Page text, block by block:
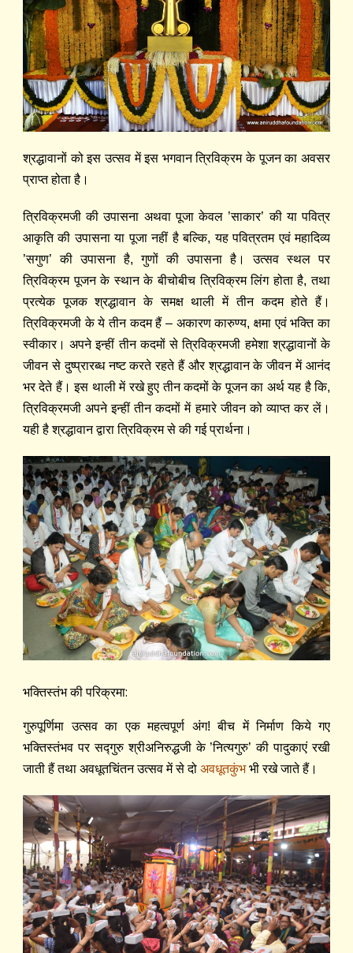
श्रद्धावानों को इस उत्सव में इस भगवान त्रिविक्रम के पूजन का अवसर
प्राप्त होता है।
त्रिविक्रमजी की उपासना अथवा पूजा केवल ’साकार’ की या पवित्र
आकृति की उपासना या पूजा नहीं है बल्कि, यह पवित्रतम एवं महादिव्य
’सगुण’ की उपासना है, गुणों की उपासना है। उत्सव स्थल पर
त्रिविक्रम पूजन के स्थान के बीचोबीच त्रिविक्रम लिंग होता है, तथा
प्रत्येक पूजक श्रद्धावान के समक्ष थाली में तीन कदम होते हैं।
त्रिविक्रमजी के ये तीन कदम हैं – अकारण कारुण्य, क्षमा एवं भक्ति का
स्वीकार। अपने इन्हीं तीन कदमों से त्रिविक्रमजी हमेशा श्रद्धावानों के
जीवन से दुष्प्रारब्ध नष्ट करते रहते हैं और श्रद्धावान के जीवन में आनंद
भर देते हैं। इस थाली में रखे हुए तीन कदमों के पूजन का अर्थ यह है कि,
त्रिविक्रमजी अपने इन्हीं तीन कदमों में हमारे जीवन को व्याप्त कर लें।
यही है श्रद्धावान द्वारा त्रिविक्रम से की गई प्रार्थना।
भक्तिस्तंभ की परिक्रमा:
गुरुपूर्णिमा उत्सव का एक महत्वपूर्ण अंग! बीच में निर्माण किये गए
भक्तिस्तंभव पर सद्‍गुरु श्रीअनिरुद्धजी के ’नित्यगुरु’ की पादुकाएं रखी
जाती हैं तथा अवधूतचिंतन उत्सव में से दो अवधूतकुंभभी रखे जाते हैं।